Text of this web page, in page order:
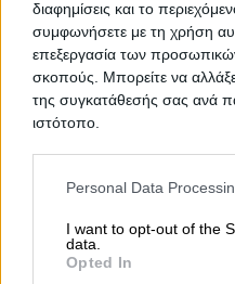
διαφημίσεις και το
συμφωνήσετε με τη χρήση
επεξεργασία των
σκοπούς. Μπορείτε να
της συγκατάθεσής σας ανά
ιστότοπο.
Please note that this
and may gather and store
to Google and its third-
purposes in below Google
Personal Data
I want to opt-out of the
data.
Opted In
1
0
0
0
15/04/2026 23:47